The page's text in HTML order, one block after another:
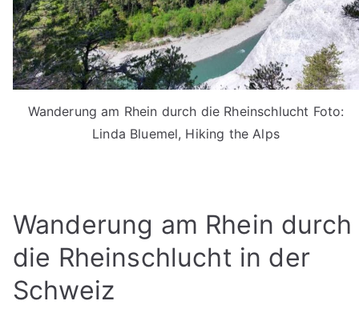
Wanderung am Rhein durch die Rheinschlucht Foto:
Linda Bluemel, Hiking the Alps
Wanderung am Rhein durch
die Rheinschlucht in der
Schweiz